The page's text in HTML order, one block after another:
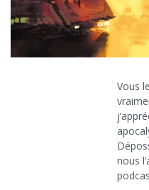
Vous
nous